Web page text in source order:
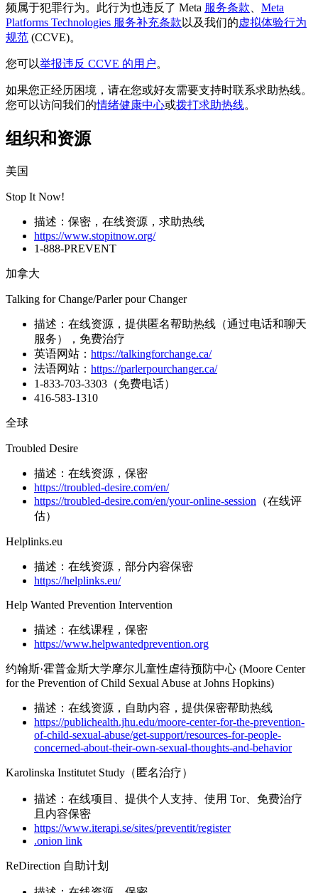
频属于犯罪行为。此行为也违反了 Meta 服务条款
Meta
Platforms Technologies 服务补充条款 以及我们的虚拟体验行为
规范 (CCVE)。
您可以举报违反 CCVE 的用户。
如果您正经历困境，请在您或好友需要支持时联系求助热线。
您可以访问我们的情绪健康中心或拨打求助热线。
组织和资源
美国
Stop It Now!
描述：保密，在线资源，求助热线
https://www.stopitnow.org/
1-888-PREVENT
加拿大
Talking for Change/Parler pour Changer
描述：在线资源，提供匿名帮助热线（通过电话和聊天
服务），免费治疗
英语网站： https://talkingforchange.ca/
法语网站： https://parlerpourchanger.ca/
1-833-703-3303（免费电话）
416-583-1310
全球
Troubled Desire
描述：在线资源，保密
https://troubled-desire.com/en/
https://troubled-desire.com/en/your-online-session （在线评
估）
Helplinks.eu
描述：在线资源，部分内容保密
https://helplinks.eu/
Help Wanted Prevention Intervention
描述：在线课程，保密
https://www.helpwantedprevention.org
约翰斯·霍普金斯大学摩尔儿童性虐待预防中心 (Moore Center
for the Prevention of Child Sexual Abuse at Johns Hopkins)
描述：在线资源，自助内容，提供保密帮助热线
https://publichealth.jhu.edu/moore-center-for-the-prevention-
of-child-sexual-abuse/get-support/resources-for-people-
concerned-about-their-own-sexual-thoughts-and-behavior
Karolinska Institutet Study（匿名治疗）
描述：在线项目、提供个人支持、使用 Tor、免费治疗
且内容保密
https://www.iterapi.se/sites/preventit/register
.onion link
ReDirection 自助计划